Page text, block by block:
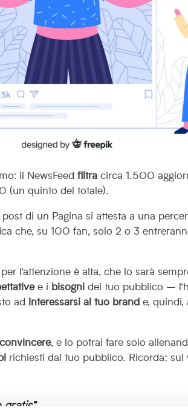
il NewsFeed filtra circa 1.500
(un quinto del totale).
di un Pagina si attesta a una
che, su 100 fan, solo 2 o 3
per l’attenzione è alta, che lo sarà
e i bisogni del tuo pubblico –
ad interessarsi al tuo brand e,
, e lo potrai fare solo
richiesti dal tuo pubblico. Ricorda: sul